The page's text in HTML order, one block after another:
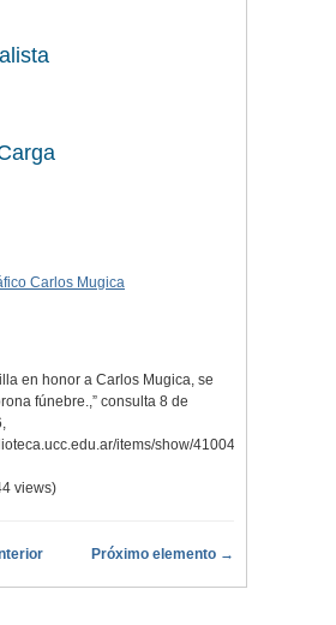
Carlos Mugica
en honor a Carlos Mugica, se
fúnebre.,” consulta 8 de
items/show/41004
views)
Próximo elemento →